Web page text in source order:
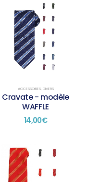
ACCESSOIRES, DIVERS
Cravate - modèle
WAFFLE
14,00€